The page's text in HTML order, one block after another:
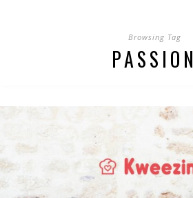
Browsing Tag
PASSION